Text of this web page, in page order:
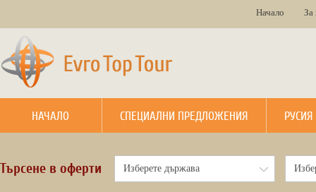
Начало За
НАЧАЛО СПЕЦИАЛНИ ПРЕДЛОЖЕНИЯ РУСИЯ
Търсене в оферти